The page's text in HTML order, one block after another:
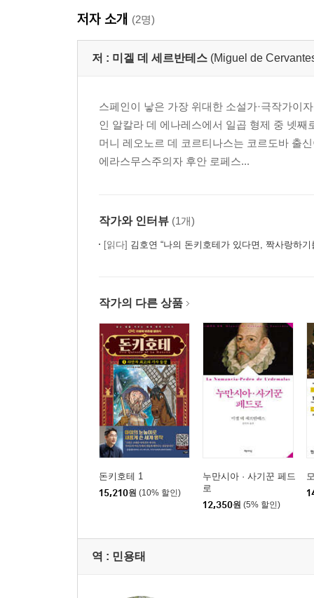
저자 소개 (2명)
저 : 미겔 데 세르반테스 (Miguel de
스페인이 낳은 가장 위대한 소설가·극작가이
인 알칼라 데 에나레스에서 일곱 형제 중 넷
머니 레오노르 데 코르티나스는 코르도바 출
에라스무스주의자 후안 로페스...
작가와 인터뷰 (1개)
[읽다] 김호연 “나의 돈키호테가 있다면, 짝사랑하기
작가의 다른 상품
돈키호테 1
15,210원 (10% 할인)
누만시아 · 사기꾼 페드
로
12,350원 (5% 할인)
역 : 민용태